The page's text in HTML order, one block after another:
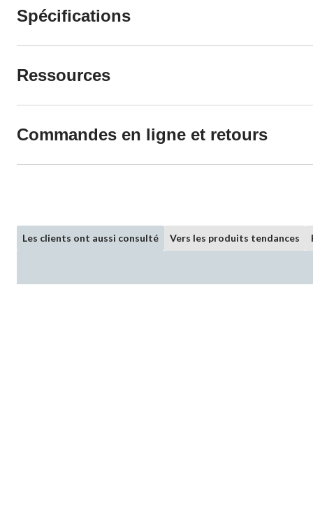
Spécifications
Ressources
Commandes en ligne et retours
Les clients ont aussi consulté Vers les produits tendances